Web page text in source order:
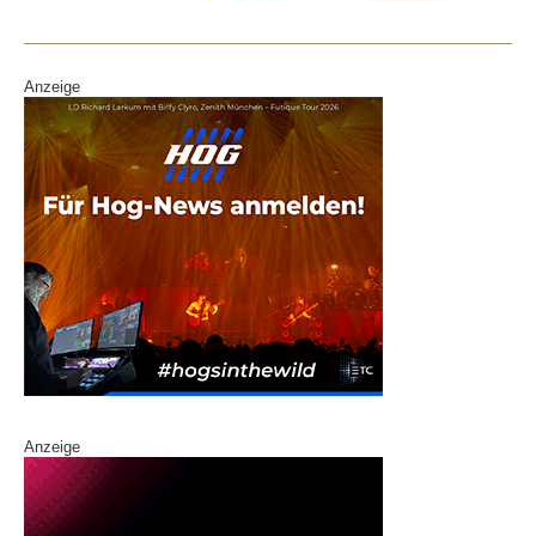
Anzeige
Anzeige